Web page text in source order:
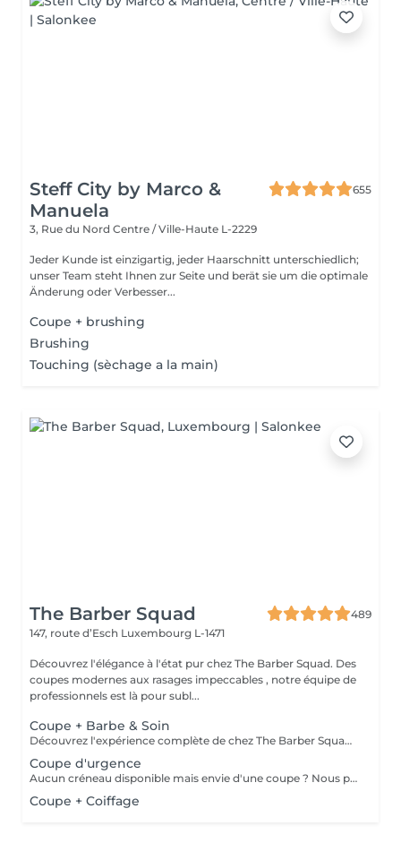
Steff City by Marco &
Manuela
655
3, Rue du Nord Centre / Ville-Haute L-2229
Jeder Kunde ist einzigartig, jeder Haarschnitt unterschiedlich;
unser Team steht Ihnen zur Seite und berät sie um die optimale
Änderung oder Verbesser...
Coupe + brushing
Brushing
Touching (sèchage a la main)
The Barber Squad
489
147, route d’Esch Luxembourg L-1471
Découvrez l'élégance à l'état pur chez The Barber Squad. Des
coupes modernes aux rasages impeccables , notre équipe de
professionnels est là pour subl...
Coupe + Barbe & Soin
Découvrez l'expérience complète de chez The Barber Squad ! Shampooing & soins profonds + Coupe complète + Coiffage. Taille de Barbe & Contours à la lame & soins régénérant + Serviette Chaude & Froide + Nettoyage exfoliant du visage + Vapeur + Massage Relaxant + After Shave + Huile à barbe + Hydratation de la peau . Pour que votre expérience chez nous soit optimal , une boisson de votre choix vous est offerte !
Coupe d'urgence
Aucun créneau disponible mais envie d'une coupe ? Nous pouvons vous proposer un rendez-vous avant ou après nos horaires, ou durant la pause. Pour cette prestation, merci de contacter directement le shop.
Coupe + Coiffage